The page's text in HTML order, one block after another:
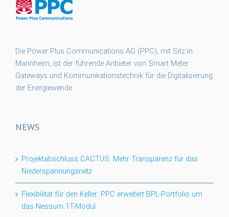
Die Power Plus Communications AG (PPC), mit Sitz in
Mannheim, ist der führende Anbieter von Smart Meter
Gateways und Kommunikationstechnik für die Digitalisierung
der Energiewende.
NEWS
Projektabschluss CACTUS: Mehr Transparenz für das
Niederspannungsnetz
Flexibilität für den Keller: PPC erweitert BPL-Portfolio um
das Nessum 1T-Modul